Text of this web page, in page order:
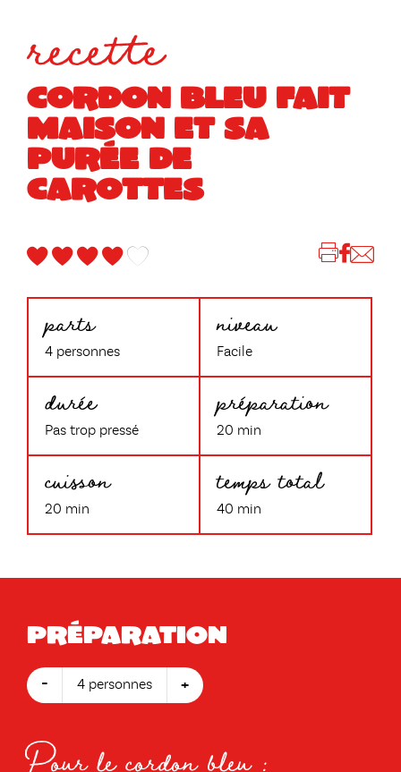
recette
CORDON BLEU FAIT
MAISON ET SA
PURÉE DE
CAROTTES
parts
4 personnes
niveau
Facile
durée
Pas trop pressé
préparation
20 min
cuisson
20 min
temps total
40 min
Préparation
- 4 personnes +
Pour le cordon bleu :